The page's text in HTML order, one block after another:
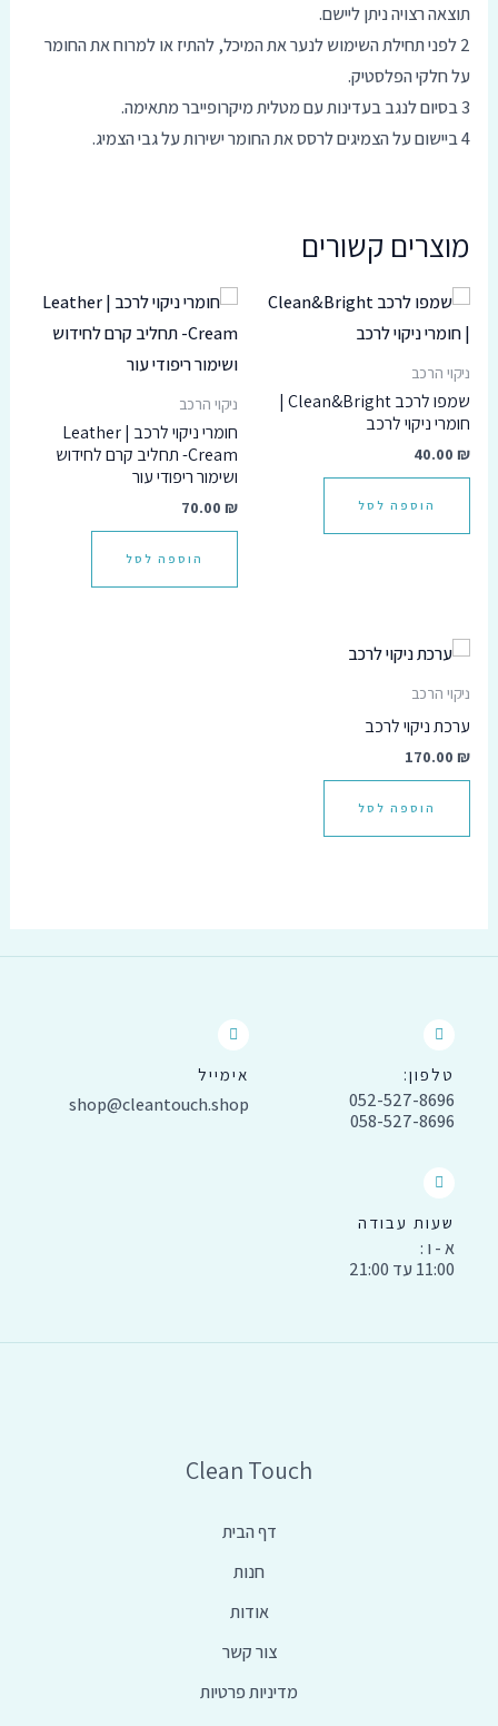
תוצאה רצויה ניתן ליישם.
2 לפני תחילת השימוש לנער את המיכל, להתיז או למרוח את החומר
על חלקי הפלסטיק.
3 בסיום לנגב בעדינות עם מטלית מיקרופייבר מתאימה.
4 ביישום על הצמיגים לרסס את החומר ישירות על גבי הצמיג.
מוצרים קשורים
ניקוי הרכב
שמפו לרכב Clean&Bright |
חומרי ניקוי לרכב
40.00₪
הוספה לסל
ניקוי הרכב
חומרי ניקוי לרכב | Leather
Cream- תחליב קרם לחידוש
ושימור ריפודי עור
70.00 ₪
הוספה לסל
ניקוי הרכב
ערכת ניקוי לרכב
170.00₪
הוספה לסל
טלפון:
052-527-8696
058-527-8696
אימייל
shop@cleantouch.shop
שעות עבודה
א - ו :
11:00 עד 21:00
Clean Touch
דף הבית
חנות
אודות
צור קשר
מדיניות פרטיות